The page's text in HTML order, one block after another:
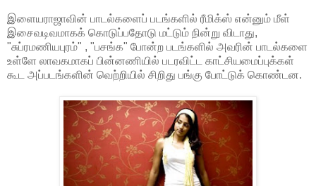
இளையராஜாவின் பாடல்களைப் படங்களில் ரீமிக்ஸ் என்னும் மீள்
இசைவடிவமாகக் கொடுப்பதோடு மட்டும் நின்று விடாது,
"சுப்ரமணியபுரம்" , "பசங்க" போன்ற படங்களில் அவரின் பாடல்களை
உள்ளே லாவகமாகப் பின்னணியில் படரவிட்ட காட்சியமைப்புக்கள்
கூட அப்படங்களின் வெற்றியில் சிறிது பங்கு போட்டுக் கொண்டன.